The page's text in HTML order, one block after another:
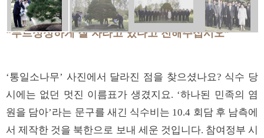
“푸르싱싱하게 잘 자라고 있다고 전해주십시오”
‘통일소나무’ 사진에서 달라진 점을 찾으셨나요? 식수 당
시에는 없던 멋진 이름표가 생겼지요. ‘하나된 민족의 염
원을 담아’라는 문구를 새긴 식수비는 10.4 회담 후 남측에
서 제작한 것을 북한으로 보내 세운 것입니다. 참여정부 시